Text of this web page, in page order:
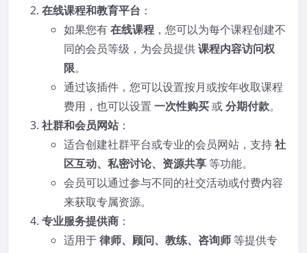
在线课程和教育平台 ：
如果您有在线课程 ，您可以为每个课程创建不
同的会员等级，为会员提供课程内容访问权
限。
通过该插件，您可以设置按月或按年收取课程
费用，也可以设置 一次性购买或分期付款。
社群和会员网站：
适合创建社群平台或专业的会员网站，支持社
区互动、私密讨论、资源共享 等功能。
会员可以通过参与不同的社交活动或付费内容
来获取专属资源。
专业服务提供商 ：
适用于律师、顾问、教练、咨询师 等提供专